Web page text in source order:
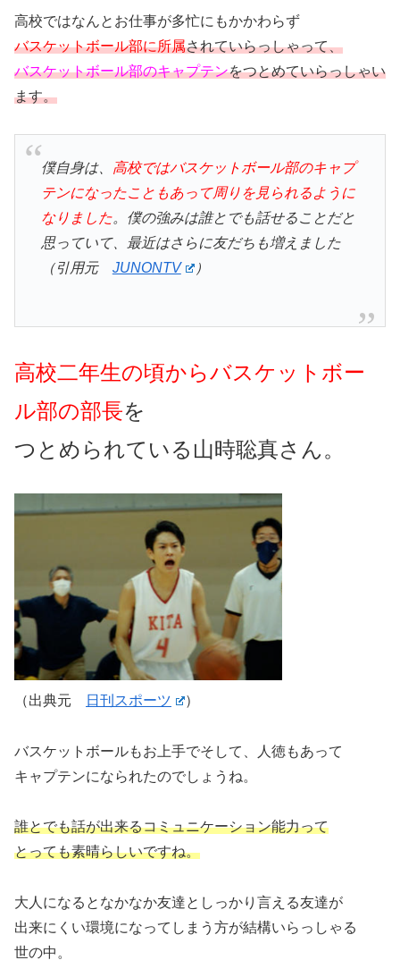
高校ではなんとお仕事が多忙にもかかわらず
バスケットボール部に所属されていらっしゃって、
バスケットボール部のキャプテンをつとめていらっしゃい
ます。
僕自身は、 高校ではバスケットボール部のキャプ
テンになったこともあって周りを見られるように
なりました。僕の強みは誰とでも話せることだと
思っていて、最近はさらに友だちも増えました
（引用元 JUNONTV ）
高校二年生の頃からバスケットボー
ル部の部長を
つとめられている山時聡真さん。
（出典元 日刊スポーツ ）
バスケットボールもお上手でそして、人徳もあって
キャプテンになられたのでしょうね。
誰とでも話が出来るコミュニケーション能力って
とっても素晴らしいですね。
大人になるとなかなか友達としっかり言える友達が
出来にくい環境になってしまう方が結構いらっしゃる
世の中。